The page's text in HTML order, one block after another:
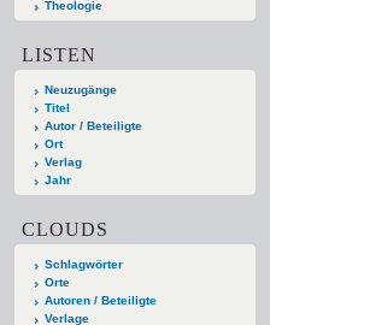
Theologie
LISTEN
Neuzugänge
Titel
Autor / Beteiligte
Ort
Verlag
Jahr
CLOUDS
Schlagwörter
Orte
Autoren / Beteiligte
Verlage